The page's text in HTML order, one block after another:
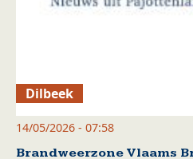
Dilbeek
14/05/2026 - 07:58
Brandweerzone Vlaams